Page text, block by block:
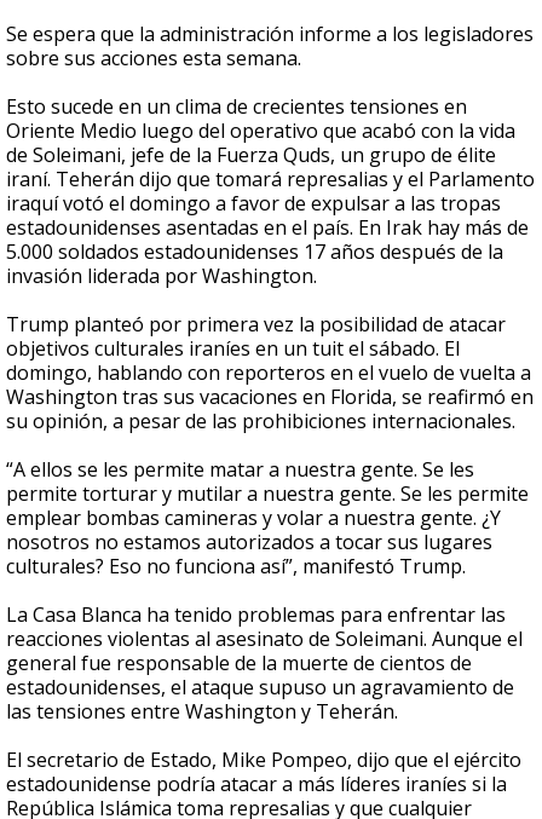
Se espera que la administración informe a los legisladores
sobre sus acciones esta semana.
Esto sucede en un clima de crecientes tensiones en
Oriente Medio luego del operativo que acabó con la vida
de Soleimani, jefe de la Fuerza Quds, un grupo de élite
iraní. Teherán dijo que tomará represalias y el Parlamento
iraquí votó el domingo a favor de expulsar a las tropas
estadounidenses asentadas en el país. En Irak hay más de
5.000 soldados estadounidenses 17 años después de la
invasión liderada por Washington.
Trump planteó por primera vez la posibilidad de atacar
objetivos culturales iraníes en un tuit el sábado. El
domingo, hablando con reporteros en el vuelo de vuelta a
Washington tras sus vacaciones en Florida, se reafirmó en
su opinión, a pesar de las prohibiciones internacionales.
“A ellos se les permite matar a nuestra gente. Se les
permite torturar y mutilar a nuestra gente. Se les permite
emplear bombas camineras y volar a nuestra gente. ¿Y
nosotros no estamos autorizados a tocar sus lugares
culturales? Eso no funciona así”, manifestó Trump.
La Casa Blanca ha tenido problemas para enfrentar las
reacciones violentas al asesinato de Soleimani. Aunque el
general fue responsable de la muerte de cientos de
estadounidenses, el ataque supuso un agravamiento de
las tensiones entre Washington y Teherán.
El secretario de Estado, Mike Pompeo, dijo que el ejército
estadounidense podría atacar a más líderes iraníes si la
República Islámica toma represalias y que cualquier